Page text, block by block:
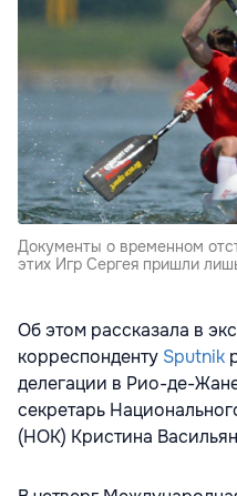
Документы о временном
этих Игр Сергея пришли
Об этом рассказала в
корреспонденту Sputnik
делегации в Рио-де-
секретарь
(НОК) Кристина